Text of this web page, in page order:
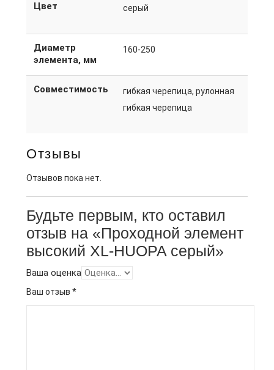
Цвет серый
Диаметр
элемента, мм
160-250
Совместимость
гибкая черепица, рулонная
гибкая черепица
Отзывы
Отзывов пока нет.
Будьте первым, кто оставил
отзыв на «Проходной элемент
высокий XL-HUOPA серый»
Ваша оценка
Ваш отзыв *